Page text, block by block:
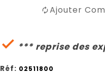
Ajouter
 *** reprise des
Réf: 02511800